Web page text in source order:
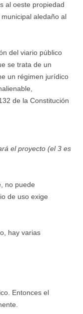
al oeste propiedad
aledaño al
del viario público
se trata de un
un régimen jurídico
de la Constitución
el proyecto (el 3 es
no puede
de uso exige
hay varias
Entonces el